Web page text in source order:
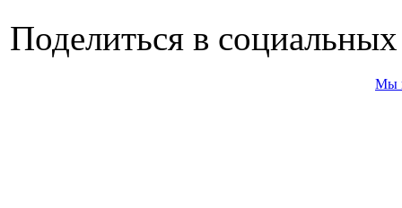
Поделиться в социальных
Мы